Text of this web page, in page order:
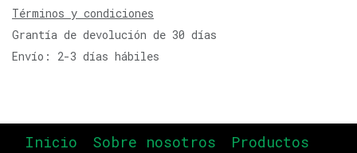
Términos y condiciones
Grantía de devolución de 30 días
Envío: 2-3 días hábiles
Inicio Sobre nosotros
Productos